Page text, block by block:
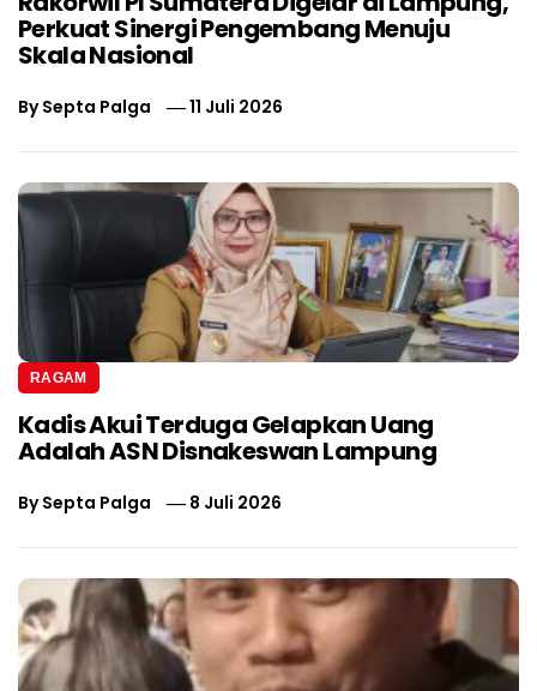
Perkuat Sinergi Pengembang Menuju
Skala Nasional
BySepta Palga 11 Juli 2026
RAGAM
Kadis Akui Terduga Gelapkan Uang
Adalah ASN Disnakeswan Lampung
BySepta Palga 8 Juli 2026